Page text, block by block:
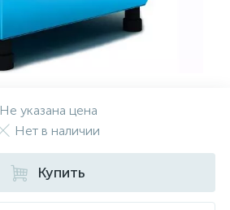
Не указана цена
Нет в наличии
Купить